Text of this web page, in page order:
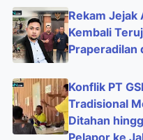
Rekam Jejak
Kembali
Praperadilan
Konflik PT
Tradisional
Ditahan